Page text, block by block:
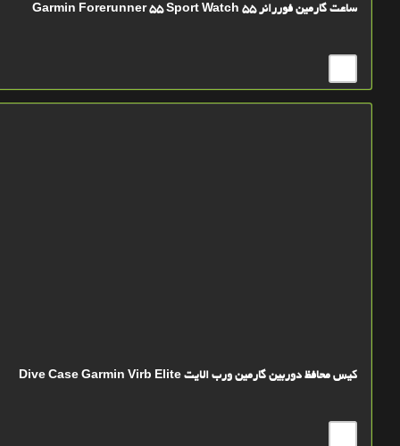
ساعت گارمين فوررانر 55 Garmin Forerunner 55 Sport Watch
کیس محافظ دوربین گارمین ورب الایت Dive Case Garmin Virb Elite